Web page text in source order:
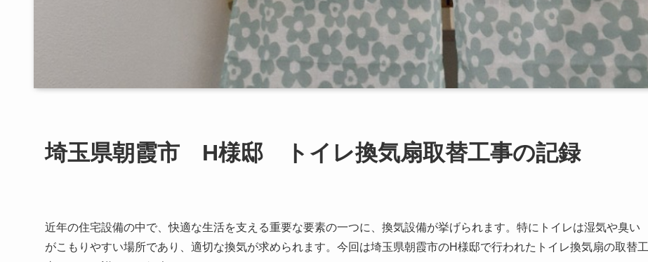
埼玉県朝霞市 H様邸 トイレ換気扇取替工事の記録
近年の住宅設備の中で、快適な生活を支える重要な要素の一つに、換気設備が挙げられます。特にトイレは湿気や臭い
がこもりやすい場所であり、適切な換気が求められます。今回は埼玉県朝霞市のH様邸で行われたトイレ換気扇の取替工